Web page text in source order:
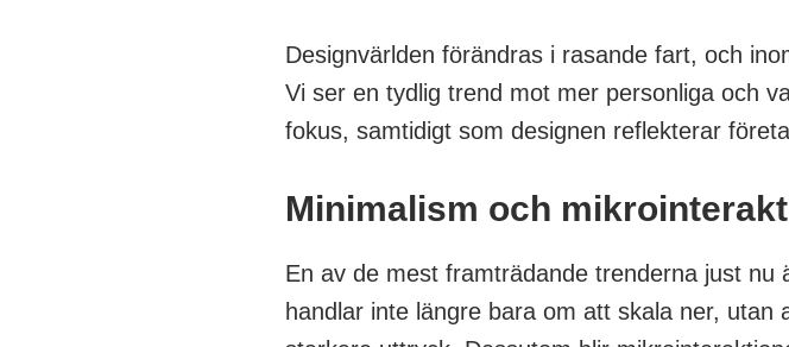
Designvärlden förändras i rasande fart, och
Vi ser en tydlig trend mot mer personliga och
fokus, samtidigt som designen reflekterar
Minimalism och
En av de mest framträdande trenderna just
handlar inte längre bara om att skala ner,